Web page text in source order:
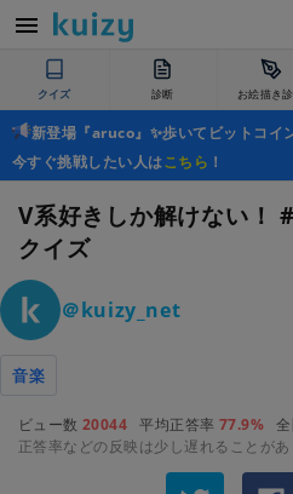
クイズ 診断 お絵描き
新登場『aruco』✨歩いてビットコイ
今すぐ挑戦したい人はこちら ！
V系好きしか解けない！
クイズ
＠kuizy_net
音楽
ビュー数 20044 平均正答率 77.9%
正答率などの反映は少し遅れることがあ